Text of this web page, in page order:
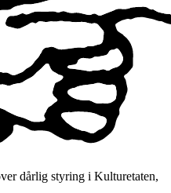
dårlig styring i Kulturetaten,